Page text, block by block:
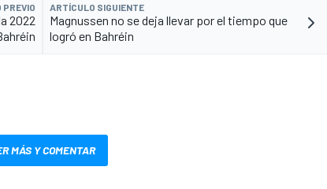
PREVIO
2022
ARTÍCULO SIGUIENTE
Magnussen no se deja llevar por el tiempo que
logró en Bahréin
MÁS Y COMENTAR